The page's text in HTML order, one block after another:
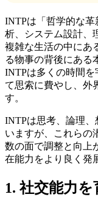
INTPは「哲学的な
析、システム設計、
複雑な生活の中にあ
る物事の背後にある
INTPは多くの時間
て思索に費やし、外
す。
INTPは思考、論理
いますが、これらの
数の面で調整と向上
在能力をより良く発
1. 社交能力を